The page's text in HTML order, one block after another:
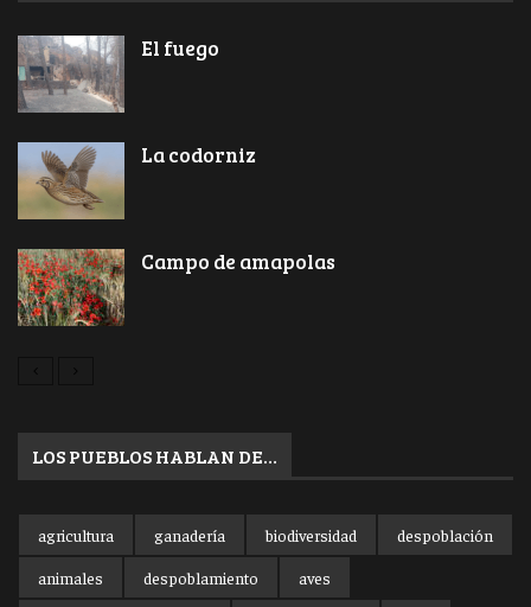
El fuego
La codorniz
Campo de amapolas
LOS PUEBLOS HABLAN DE…
agricultura ganadería biodiversidad
despoblación
animales
despoblamiento aves